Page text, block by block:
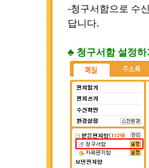
-청구서함으로 수
답니다.
♣ 청구서함 설정하